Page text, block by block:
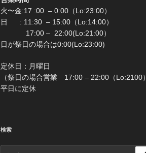
火〜金:17 :00 – 0:00（Lo:23:00）
日 : 11:30 – 15:00（Lo:14:00）
17:00 – 22:00(Lo:21:00）
日が祭日の場合は0:00(Lo:23:00)
定休日：月曜
（祭日の場合営業 17:00 – 22:00（
平日に定休
検索